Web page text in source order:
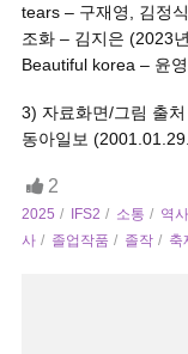
tears – 구재영, 김정
조화 – 김지은 (2023
Beautiful korea – 윤
3) 자료화면/그림 출처
동아일보
2
2025 IFS2 소통 역사
사
졸업작품 졸작 축